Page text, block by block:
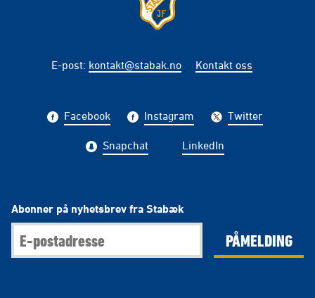
E-post: kontakt@stabak.no Kontakt oss
Facebook Instagram Twitter
Snapchat LinkedIn
Abonner på nyhetsbrev fra Stabæk
PÅMELDING